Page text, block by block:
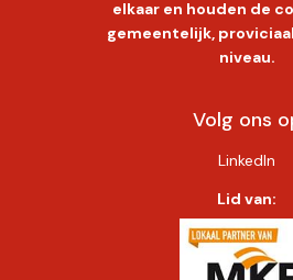
elkaar en houden de
gemeentelijk,
niveau.
Volg ons
LinkedIn
Lid van: